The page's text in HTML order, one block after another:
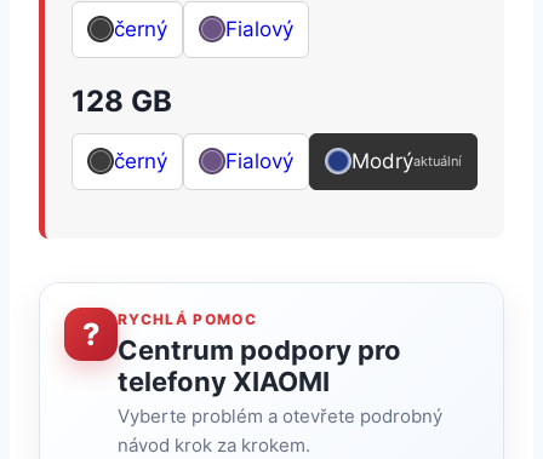
černý Fialový
128 GB
černý Fialový Modrýaktuální
? RYCHLÁ POMOC
Centrum podpory pro
telefony XIAOMI
Vyberte problém a otevřete podrobný
návod krok za krokem.